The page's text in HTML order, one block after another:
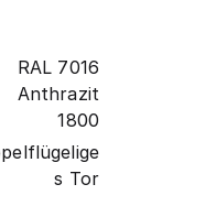
RAL 7016
Anthrazit
1800
s Tor